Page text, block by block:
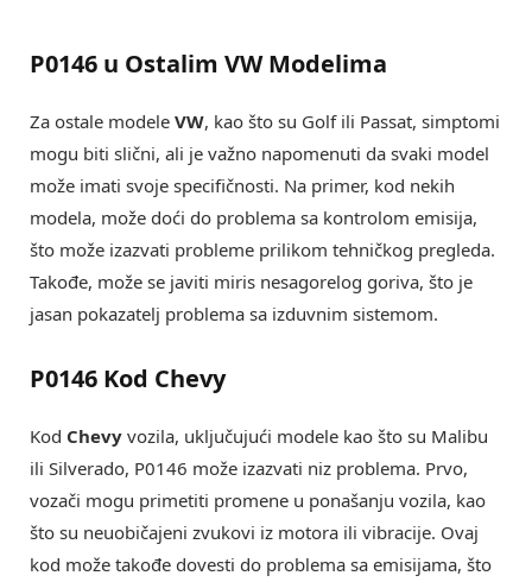
P0146 u Ostalim VW Modelima
Za ostale modele VW, kao što su Golf ili Passat, simptomi
mogu biti slični, ali je važno napomenuti da svaki model
može imati svoje specifičnosti. Na primer, kod nekih
modela, može doći do problema sa kontrolom emisija,
što može izazvati probleme prilikom tehničkog pregleda.
Takođe, može se javiti miris nesagorelog goriva, što je
jasan pokazatelj problema sa izduvnim sistemom.
P0146 Kod Chevy
Kod Chevy vozila, uključujući modele kao što su Malibu
ili Silverado, P0146 može izazvati niz problema. Prvo,
vozači mogu primetiti promene u ponašanju vozila, kao
što su neuobičajeni zvukovi iz motora ili vibracije. Ovaj
kod može takođe dovesti do problema sa emisijama, što